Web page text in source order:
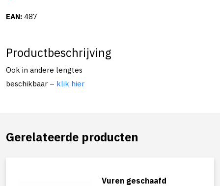
EAN: 487
Productbeschrijving
Ook in andere lengtes
beschikbaar – klik hier
Gerelateerde producten
Vuren geschaafd